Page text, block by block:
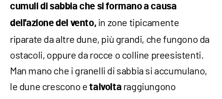
cumuli di sabbia che si formano a causa
dell'azione del vento, in zone tipicamente
riparate da altre dune, più grandi, che fungono da
ostacoli, oppure da rocce o colline preesistenti.
Man mano che i granelli di sabbia si accumulano,
le dune crescono etalvolta raggiungono